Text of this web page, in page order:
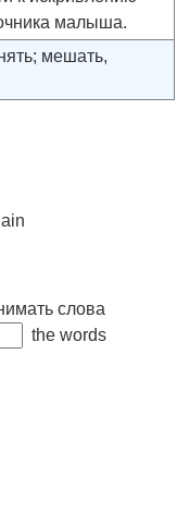
малыша.
мешать,
слова
the words